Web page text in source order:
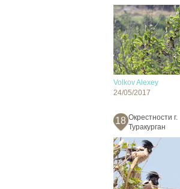
Volkov Alexey
24/05/2017
18 Окрестности г.
Туракурган